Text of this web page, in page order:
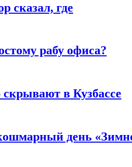
сказал, где
рабу офиса?
в Кузбассе
день